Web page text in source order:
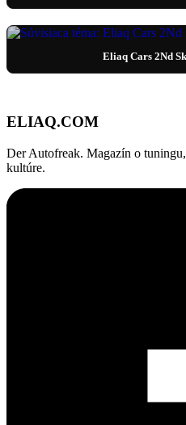
Eliaq Cars 2Nd
ELIAQ.COM
Der Autofreak. Magazín o
kultúre.